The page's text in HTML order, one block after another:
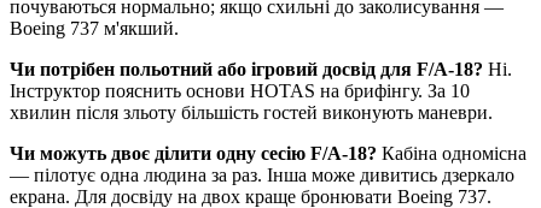
почуваються нормально; якщо схильні до заколисування —
Boeing 737 м'якший.
Чи потрібен польотний або ігровий досвід для F/A-18? Ні.
Інструктор пояснить основи HOTAS на брифінгу. За 10
хвилин після зльоту більшість гостей виконують маневри.
Чи можуть двоє ділити одну сесію F/A-18? Кабіна одномісна
— пілотує одна людина за раз. Інша може дивитись дзеркало
екрана. Для досвіду на двох краще бронювати Boeing 737.